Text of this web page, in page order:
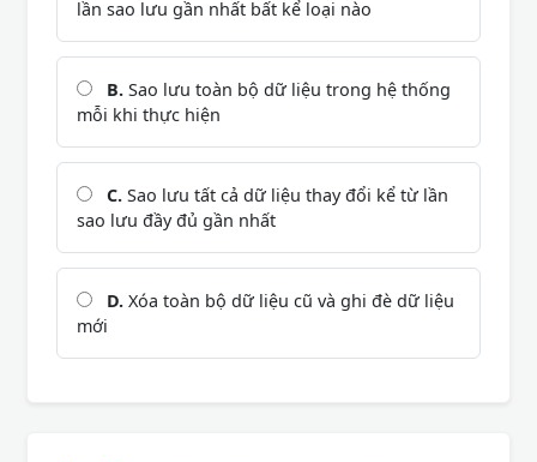
lần sao lưu gần nhất bất kể loại nào
B. Sao lưu toàn bộ dữ liệu trong hệ thống
mỗi khi thực hiện
C. Sao lưu tất cả dữ liệu thay đổi kể từ lần
sao lưu đầy đủ gần nhất
D. Xóa toàn bộ dữ liệu cũ và ghi đè dữ liệu
mới